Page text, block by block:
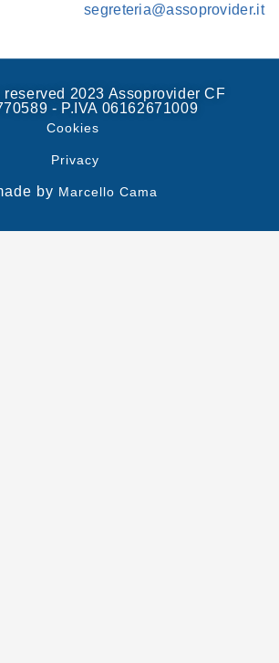
segreteria@assoprovider.it
2023 Assoprovider CF
- P.IVA 06162671009
Cookies
Privacy
by Marcello Cama